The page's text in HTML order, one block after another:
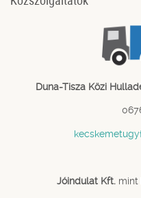
Duna-Tisza Közi
Jóindulat Kft. mint